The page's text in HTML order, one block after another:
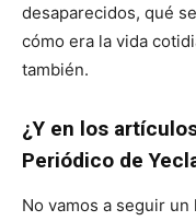
desaparecidos, qué
cómo era la vida
también.
¿Y en los
Periódico de
No vamos a seguir